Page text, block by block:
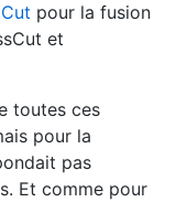
pour la fusion
et
toutes ces
pour la
pas
Et comme pour